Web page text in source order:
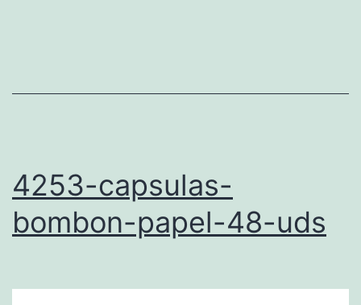
4253-capsulas-
bombon-papel-48-uds